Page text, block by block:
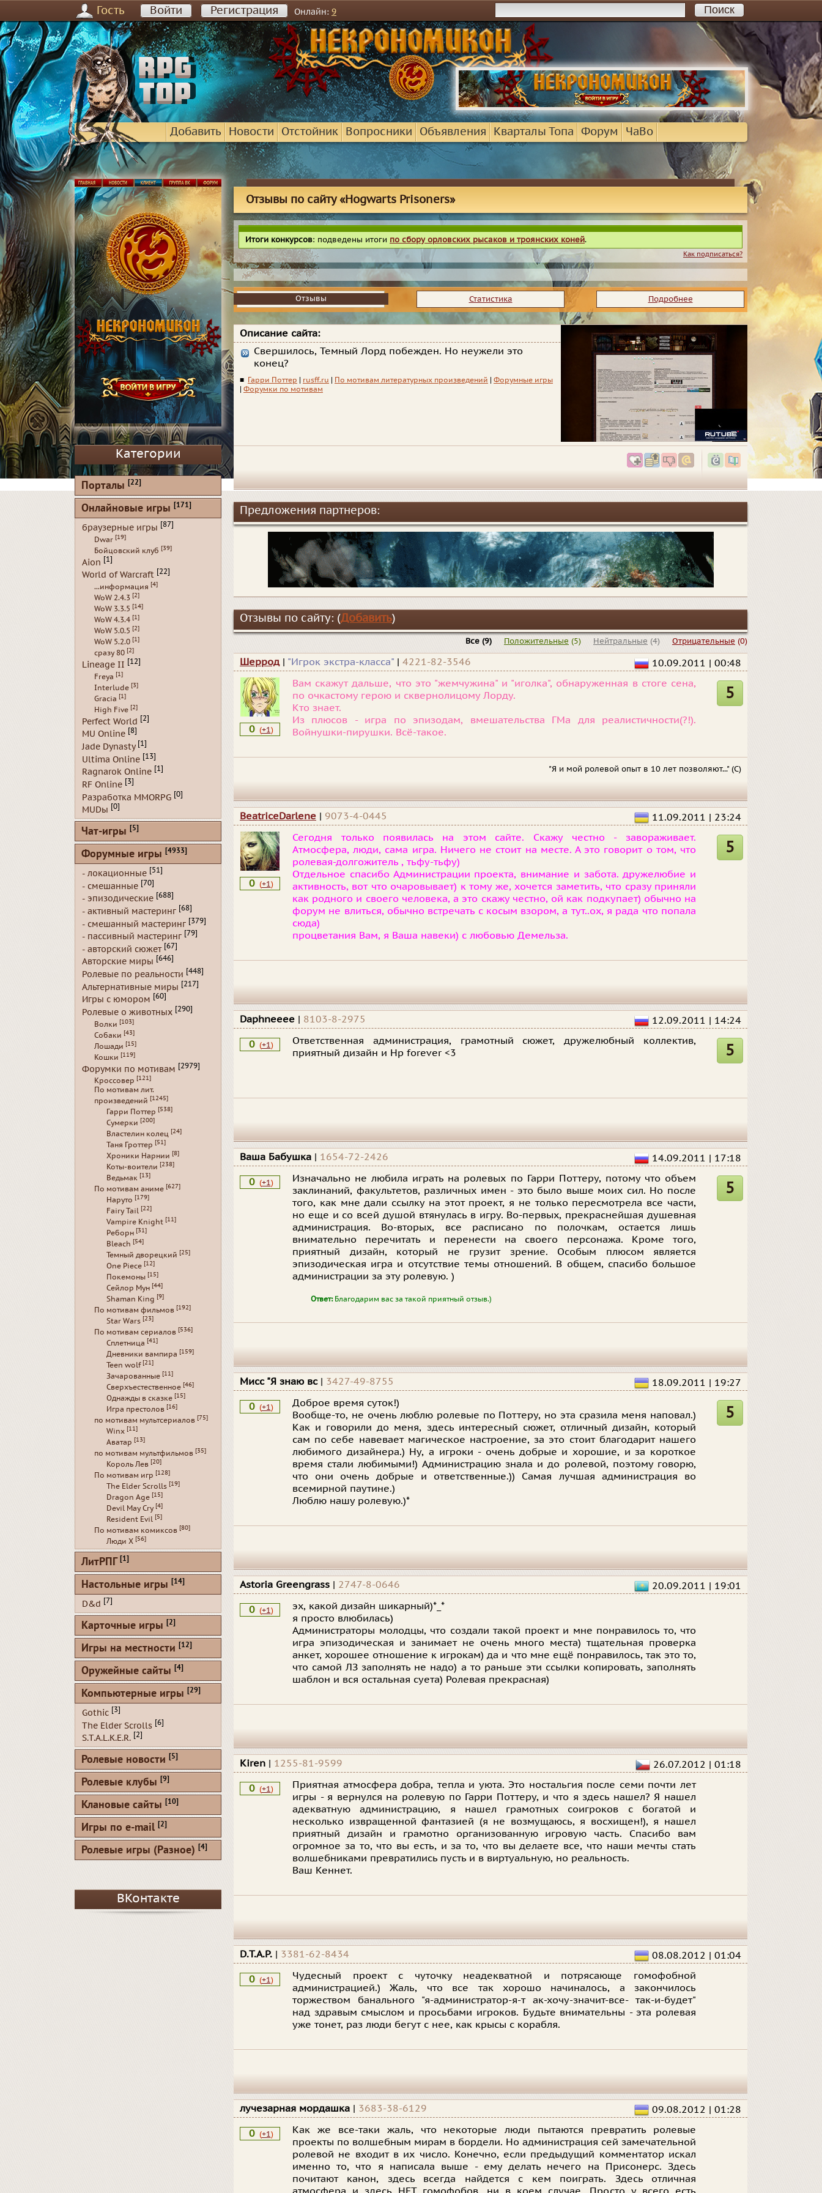
Гость Войти Регистрация Онлайн: 9
Добавить Новости Отстойник Вопросники Объявления Кварталы Топа Форум ЧаВо
Отзывы по сайту «Hogwarts Prisoners»
Итоги конкурсов: подведены итоги по сбору орловских рысаков и троянских коней.
Как подписаться?
Отзывы
Отзывы Статистика Подробнее
Описание сайта:
Свершилось, Темный Лорд побежден. Но неужели это
конец?
■ Гарри Поттер rusff.ru По мотивам литературных произведений
Форумные игры
Форумки по мотивам
Предложения партнеров:
Отзывы по сайту: (Добавить)
Отрицательные (0)
Нейтральные (4)
Положительные (5)
Все (9)
Шеррод | "Игрок экстра-класса" | 4221-82-3546 10.09.2011 | 00:48
0 (+1)
Вам скажут дальше, что это "жемчужина" и "иголка", обнаруженная в стоге сена,
по очкастому герою и сквернолицому Лорду.
Кто знает.
Из плюсов - игра по эпизодам, вмешательства ГМа для реалистичности(?!).
Войнушки-пирушки. Всё-такое.
5
"Я и мой ролевой опыт в 10 лет позволяют..." (С)
BeatriceDarlene | 9073-4-0445 11.09.2011 | 23:24
0 (+1)
Сегодня только появилась на этом сайте. Скажу честно - завораживает.
Атмосфера, люди, сама игра. Ничего не стоит на месте. А это говорит о том, что
ролевая-долгожитель , тьфу-тьфу)
Отдельное спасибо Администрации проекта, внимание и забота. дружелюбие и
активность, вот что очаровывает) к тому же, хочется заметить, что сразу приняли
как родного и своего человека, а это скажу честно, ой как подкупает) обычно на
форум не влиться, обычно встречать с косым взором, а тут..ох, я рада что попала
сюда)
процветания Вам, я Ваша навеки) с любовью Демельза.
5
Daphneeee | 8103-8-2975 12.09.2011 | 14:24
0 (+1)
Ответственная администрация, грамотный сюжет, дружелюбный коллектив,
приятный дизайн и Hp forever <3
5
Ваша Бабушка | 1654-72-2426 14.09.2011 | 17:18
0 (+1)
Изначально не любила играть на ролевых по Гарри Поттеру, потому что объем
заклинаний, факультетов, различных имен - это было выше моих сил. Но после
того, как мне дали ссылку на этот проект, я не только пересмотрела все части,
но еще и со всей душой втянулась в игру. Во-первых, прекраснейшая душевная
администрация. Во-вторых, все расписано по полочкам, остается лишь
внимательно перечитать и перенести на своего персонажа. Кроме того,
приятный дизайн, который не грузит зрение. Особым плюсом является
эпизодическая игра и отсутствие темы отношений. В общем, спасибо большое
администрации за эту ролевую. )
5
Ответ:Благодарим вас за такой приятный отзыв.)
Мисс "Я знаю вс | 3427-49-8755 18.09.2011 | 19:27
0 (+1)
Доброе время суток!)
Вообще-то, не очень люблю ролевые по Поттеру, но эта сразила меня наповал.)
Как и говорили до меня, здесь интересный сюжет, отличный дизайн, который
сам по себе навевает магическое настроение, за это стоит благодарит нашего
любимого дизайнера.) Ну, а игроки - очень добрые и хорошие, и за короткое
время стали любимыми!) Администрацию знала и до ролевой, поэтому говорю,
что они очень добрые и ответственные.)) Самая лучшая администрация во
всемирной паутине.)
Люблю нашу ролевую.)*
5
Astoria Greengrass | 2747-8-0646 20.09.2011 | 19:01
0 (+1)
эх, какой дизайн шикарный)*_*
я просто влюбилась)
Администраторы молодцы, что создали такой проект и мне понравилось то, что
игра эпизодическая и занимает не очень много места) тщательная проверка
анкет, хорошее отношение к игрокам) да и что мне ещё понравилось, так это то,
что самой ЛЗ заполнять не надо) а то раньше эти ссылки копировать, заполнять
шаблон и вся остальная суета) Ролевая прекрасная)
Kiren | 1255-81-9599 26.07.2012 | 01:18
0 (+1)
Приятная атмосфера добра, тепла и уюта. Это ностальгия после семи почти лет
игры - я вернулся на ролевую по Гарри Поттеру, и что я здесь нашел? Я нашел
адекватную администрацию, я нашел грамотных соигроков с богатой и
несколько извращенной фантазией (я не возмущаюсь, я восхищен!), я нашел
приятный дизайн и грамотно организованную игровую часть. Спасибо вам
огромное за то, что вы есть, и за то, что вы делаете все, что наши мечты стать
волшебниками превратились пусть и в виртуальную, но реальность.
Ваш Кеннет.
D.T.A.P. | 3381-62-8434 08.08.2012 | 01:04
0 (+1)
Чудесный проект с чуточку неадекватной и потрясающе гомофобной
администрацией.) Жаль, что все так хорошо начиналось, а закончилось
торжеством банального "я-администратор-я-т ак-хочу-значит-все- так-и-будет"
над здравым смыслом и просьбами игроков. Будьте внимательны - эта ролевая
уже тонет, раз люди бегут с нее, как крысы с корабля.
лучезарная мордашка | 3683-38-6129 09.08.2012 | 01:28
0 (+1)
Как же все-таки жаль, что некоторые люди пытаются превратить ролевые
проекты по волшебным мирам в бордели. Но администрация сей замечательной
ролевой не входит в их число. Конечно, если предыдущий комментатор искал
именно то, что я написала выше - ему делать нечего на Присонерс. Здесь
почитают канон, здесь всегда найдется с кем поиграть. Здесь отличная
Категории
Порталы [22]
Онлайновые игры [171]
браузерные игры [87]
Dwar [19]
Бойцовский клуб [39]
Aion [1]
World of Warcraft [22]
...информация [4]
WoW 2.4.3 [2]
WoW 3.3.5 [14]
WoW 4.3.4 [1]
WoW 5.0.5 [2]
WoW 5.2.0 [1]
сразу 80 [2]
Lineage II [12]
Freya [1]
Interlude [3]
Gracia [1]
High Five [2]
Perfect World [2]
MU Online [8]
Jade Dynasty [1]
Ultima Online [13]
Ragnarok Online [1]
RF Online [3]
Разработка MMORPG [0]
MUDы [0]
Чат-игры [5]
Форумные игры [4933]
- локационные [51]
- смешанные [70]
- эпизодические [688]
- активный мастеринг [68]
- смешанный мастеринг [379]
- пассивный мастеринг [79]
- авторский сюжет [67]
Авторские миры [646]
Ролевые по реальности [448]
Альтернативные миры [217]
Игры с юмором [60]
Ролевые о животных [290]
Волки [103]
Собаки [43]
Лошади [15]
Кошки [119]
Форумки по мотивам [2979]
Кроссовер [121]
По мотивам лит.
произведений [1245]
Гарри Поттер [538]
Сумерки [200]
Властелин колец [24]
Таня Гроттер [51]
Хроники Нарнии [8]
Коты-воители [238]
Ведьмак [13]
По мотивам аниме [627]
Наруто [179]
Fairy Tail [22]
Vampire Knight [11]
Реборн [31]
Bleach [54]
Темный дворецкий [25]
One Piece [12]
Покемоны [15]
Сейлор Мун [44]
Shaman King [9]
По мотивам фильмов [192]
Star Wars [23]
По мотивам сериалов [536]
Сплетница [41]
Дневники вампира [159]
Teen wolf [21]
Зачарованные [11]
Сверхъестественное [46]
Однажды в сказке [15]
Игра престолов [16]
по мотивам мультсериалов [75]
Winx [11]
Аватар [13]
по мотивам мультфильмов [35]
Король Лев [20]
По мотивам игр [128]
The Elder Scrolls [19]
Dragon Age [15]
Devil May Cry [4]
Resident Evil [5]
По мотивам комиксов [80]
Люди Х [56]
ЛитРПГ [1]
Настольные игры [14]
D&d [7]
Карточные игры [2]
Игры на местности [12]
Оружейные сайты [4]
Компьютерные игры [29]
Gothic [3]
The Elder Scrolls [6]
S.T.A.L.K.E.R. [2]
Ролевые новости [5]
Ролевые клубы [9]
Клановые сайты [10]
Игры по e-mail [2]
Ролевые игры (Разное) [4]
ВКонтакте